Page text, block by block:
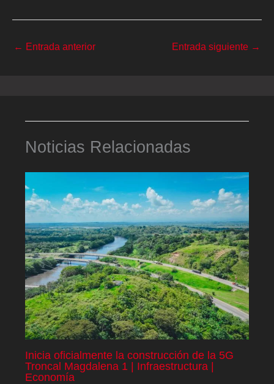
← Entrada anterior Entrada siguiente →
Noticias Relacionadas
Inicia oficialmente la construcción de la 5G
Troncal Magdalena 1 | Infraestructura |
Economía